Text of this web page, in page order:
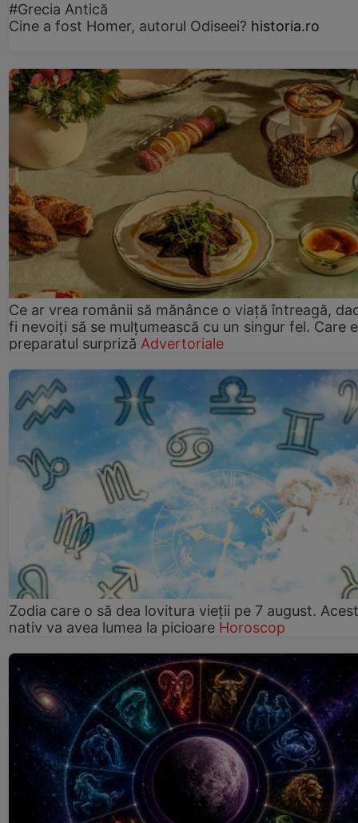
#Grecia Antică
Cine a fost Homer, autorul Odiseei? historia.ro
Ce ar vrea românii să mănânce o viață întreagă,
fi nevoiți să se mulțumească cu un singur fel. Care e
preparatul surpriză Advertoriale
Zodia care o să dea lovitura vieții pe 7 august. Acest
nativ va avea lumea la picioare Horoscop